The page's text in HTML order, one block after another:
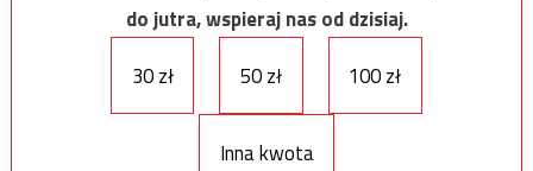
do jutra, wspieraj nas od dzisiaj.
30 zł
50 zł 100 zł
Inna kwota